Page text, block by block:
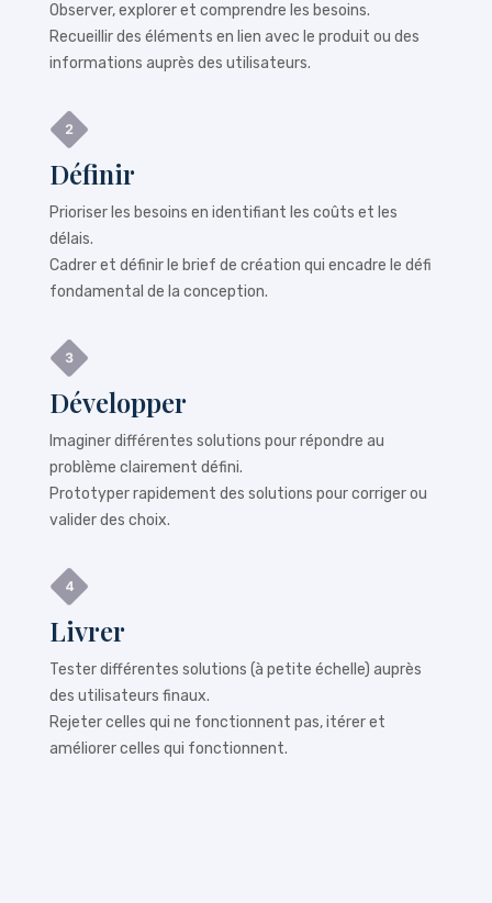
Observer, explorer et comprendre les besoins.
Recueillir des éléments en lien avec le produit ou des
informations auprès des utilisateurs.
Définir
Prioriser les besoins en identifiant les coûts et les
délais.
Cadrer et définir le brief de création qui encadre le défi
fondamental de la conception.
Développer
Imaginer différentes solutions pour répondre au
problème clairement défini.
Prototyper rapidement des solutions pour corriger ou
valider des choix.
Livrer
Tester différentes solutions (à petite échelle) auprès
des utilisateurs finaux.
Rejeter celles qui ne fonctionnent pas, itérer et
améliorer celles qui fonctionnent.